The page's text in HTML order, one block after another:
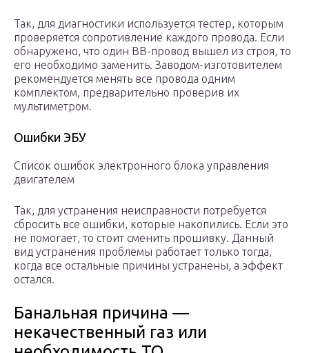
Так, для диагностики используется тестер, которым
проверяется сопротивление каждого провода. Если
обнаружено, что один ВВ-провод вышел из строя, то
его необходимо заменить. Заводом-изготовителем
рекомендуется менять все провода одним
комплектом, предварительно проверив их
мультиметром.
Ошибки ЭБУ
Список ошибок электронного блока управления
двигателем
Так, для устранения неисправности потребуется
сбросить все ошибки, которые накопились. Если это
не помогает, то стоит сменить прошивку. Данный
вид устранения проблемы работает только тогда,
когда все остальные причины устранены, а эффект
остался.
Банальная причина —
некачественный газ или